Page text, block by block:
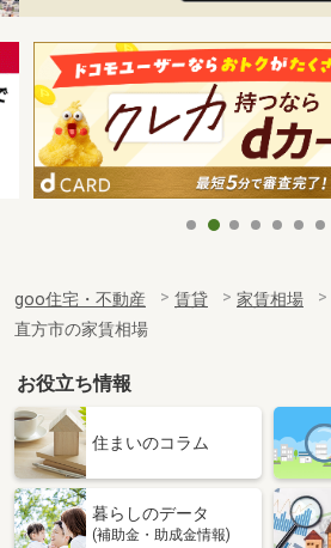
goo住宅・不動産 賃貸 家賃相場
直方市の家賃相場
お役立ち情報
住まいのコラム
暮らしのデータ
(補助金・助成金情報)